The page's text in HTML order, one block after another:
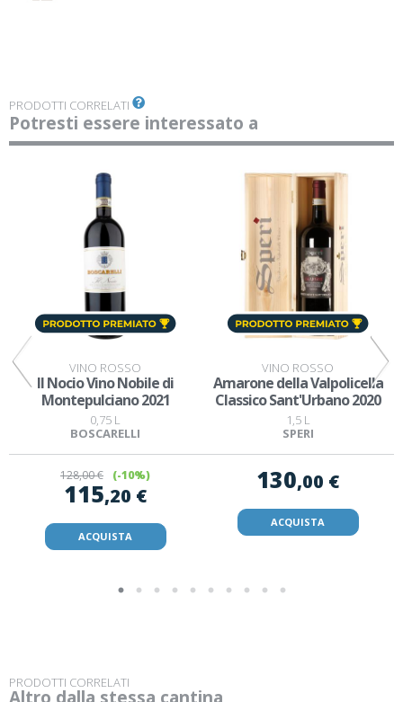
PRODOTTI CORRELATI
Potresti essere interessato a
VINO ROSSO
Il Nocio Vino Nobile di
Montepulciano 2021
0,75 L
BOSCARELLI
128,00 € (-10%)
115,20 €
ACQUISTA
VINO ROSSO
Amarone della Valpolicella
Classico Sant'Urbano 2020
1,5 L
SPERI
130,00 €
ACQUISTA
PRODOTTI CORRELATI